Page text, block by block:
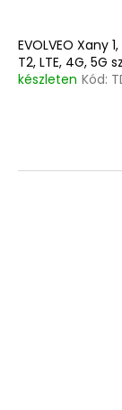
EVOLVEO Xany
T2, LTE, 4G, 5G
készleten Kód: